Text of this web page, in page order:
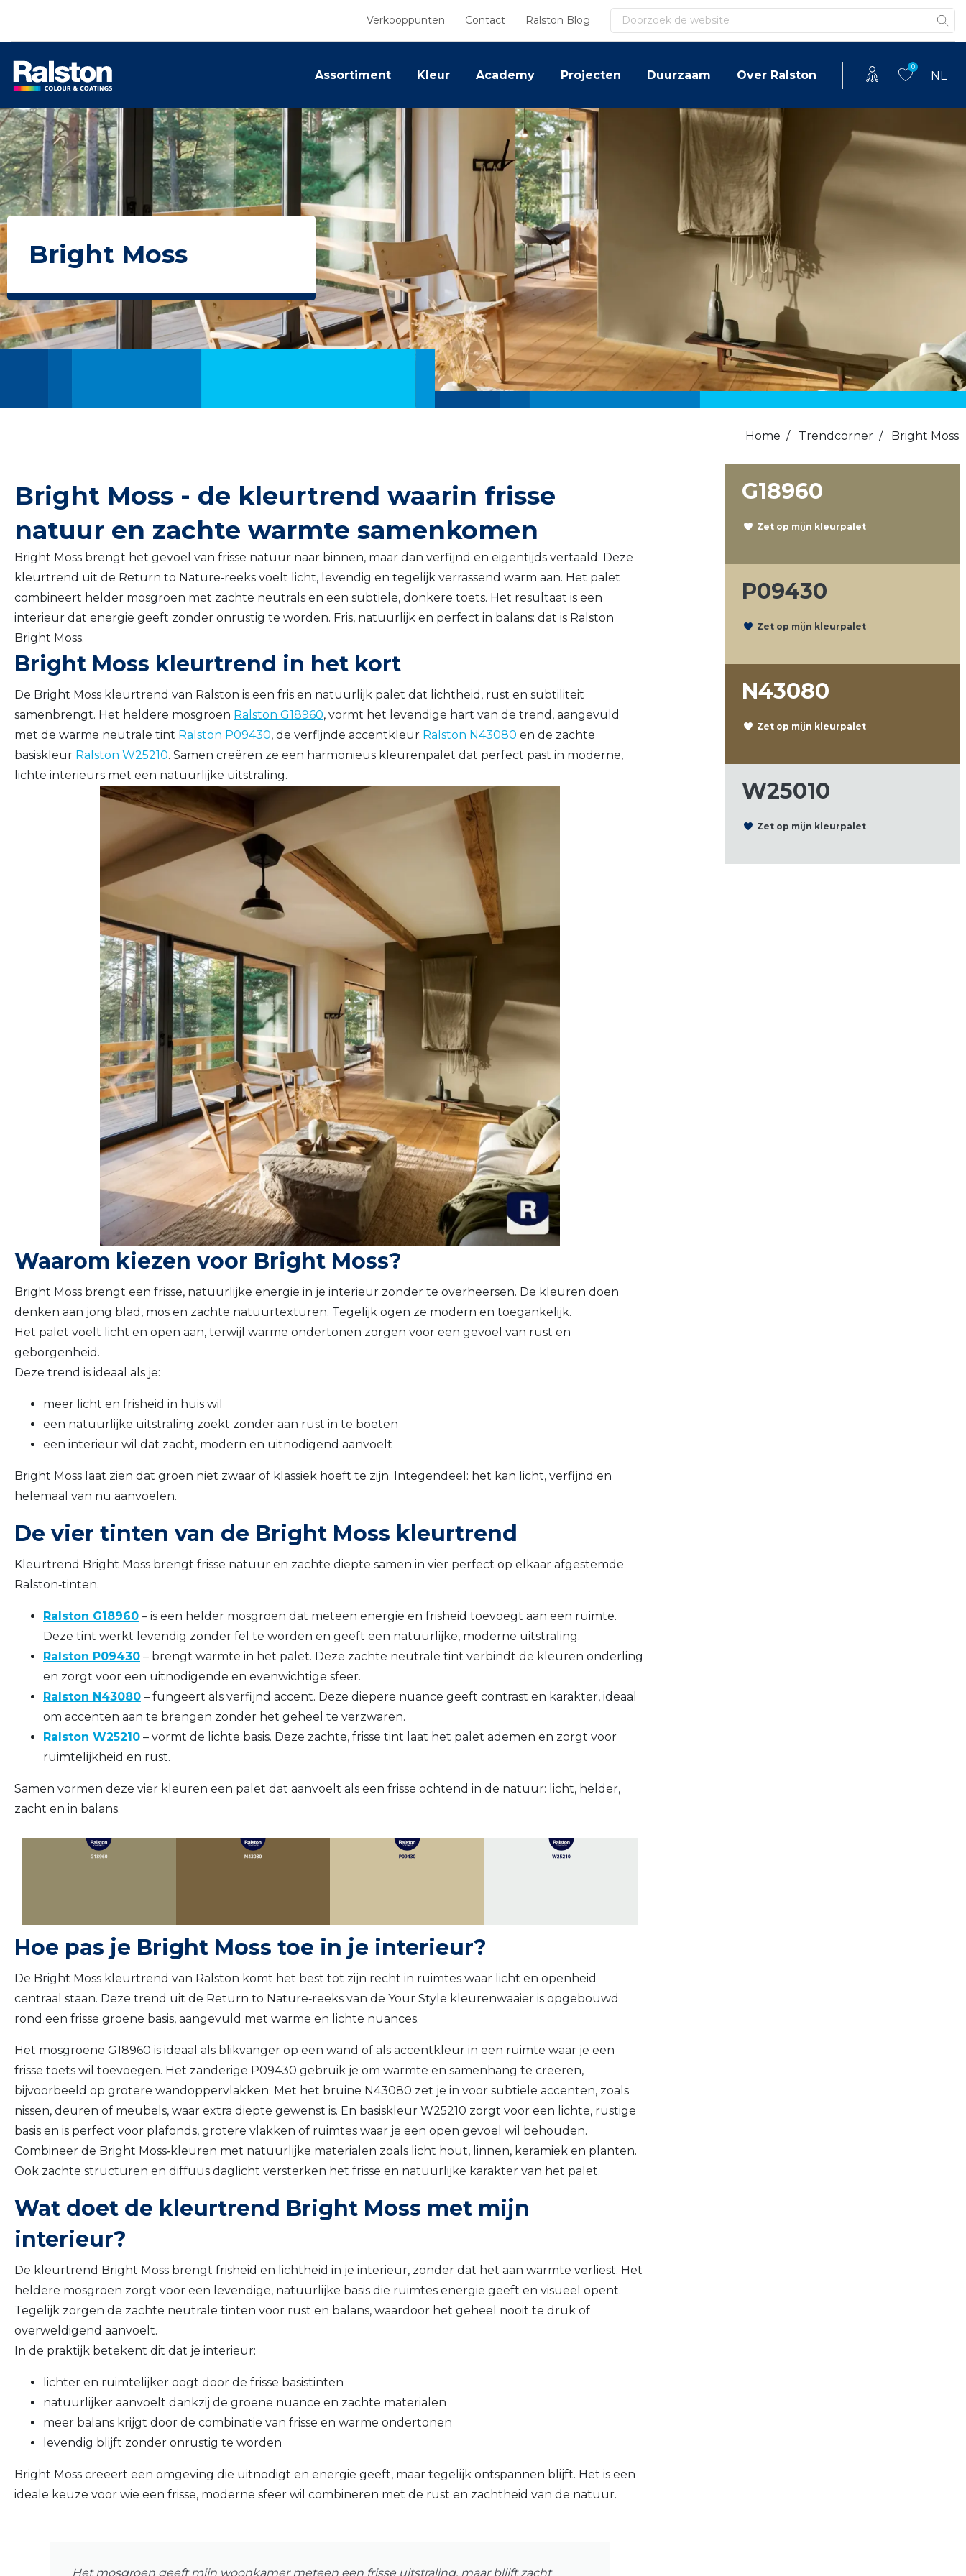
Verkooppunten Contact Ralston Blog Zoeken
Assortiment Kleur Academy Projecten Duurzaam Over Ralston
0
NL
Bright Moss
Home / Trendcorner / Bright Moss
Bright Moss - de kleurtrend waarin frisse
natuur en zachte warmte samenkomen
Bright Moss brengt het gevoel van frisse natuur naar binnen, maar dan verfijnd en eigentijds vertaald. Deze
kleurtrend uit de Return to Nature‑reeks voelt licht, levendig en tegelijk verrassend warm aan. Het palet
combineert helder mosgroen met zachte neutrals en een subtiele, donkere toets. Het resultaat is een
interieur dat energie geeft zonder onrustig te worden. Fris, natuurlijk en perfect in balans: dat is Ralston
Bright Moss.
Bright Moss kleurtrend in het kort
De Bright Moss kleurtrend van Ralston is een fris en natuurlijk palet dat lichtheid, rust en subtiliteit
samenbrengt. Het heldere mosgroen Ralston G18960, vormt het levendige hart van de trend, aangevuld
met de warme neutrale tint Ralston P09430, de verfijnde accentkleur Ralston N43080 en de zachte
basiskleur Ralston W25210. Samen creëren ze een harmonieus kleurenpalet dat perfect past in moderne,
lichte interieurs met een natuurlijke uitstraling.
Waarom kiezen voor Bright Moss?
Bright Moss brengt een frisse, natuurlijke energie in je interieur zonder te overheersen. De kleuren doen
denken aan jong blad, mos en zachte natuurtexturen. Tegelijk ogen ze modern en toegankelijk.
Het palet voelt licht en open aan, terwijl warme ondertonen zorgen voor een gevoel van rust en
geborgenheid.
Deze trend is ideaal als je:
meer licht en frisheid in huis wil
een natuurlijke uitstraling zoekt zonder aan rust in te boeten
een interieur wil dat zacht, modern en uitnodigend aanvoelt
Bright Moss laat zien dat groen niet zwaar of klassiek hoeft te zijn. Integendeel: het kan licht, verfijnd en
helemaal van nu aanvoelen.
De vier tinten van de Bright Moss kleurtrend
Kleurtrend Bright Moss brengt frisse natuur en zachte diepte samen in vier perfect op elkaar afgestemde
Ralston‑tinten.
Ralston G18960 – is een helder mosgroen dat meteen energie en frisheid toevoegt aan een ruimte.
Deze tint werkt levendig zonder fel te worden en geeft een natuurlijke, moderne uitstraling.
Ralston P09430 – brengt warmte in het palet. Deze zachte neutrale tint verbindt de kleuren onderling
en zorgt voor een uitnodigende en evenwichtige sfeer.
Ralston N43080 – fungeert als verfijnd accent. Deze diepere nuance geeft contrast en karakter, ideaal
om accenten aan te brengen zonder het geheel te verzwaren.
Ralston W25210 – vormt de lichte basis. Deze zachte, frisse tint laat het palet ademen en zorgt voor
ruimtelijkheid en rust.
Samen vormen deze vier kleuren een palet dat aanvoelt als een frisse ochtend in de natuur: licht, helder,
zacht en in balans.
Hoe pas je Bright Moss toe in je interieur?
De Bright Moss kleurtrend van Ralston komt het best tot zijn recht in ruimtes waar licht en openheid
centraal staan. Deze trend uit de Return to Nature‑reeks van de Your Style kleurenwaaier is opgebouwd
rond een frisse groene basis, aangevuld met warme en lichte nuances.
Het mosgroene G18960 is ideaal als blikvanger op een wand of als accentkleur in een ruimte waar je een
frisse toets wil toevoegen. Het zanderige P09430 gebruik je om warmte en samenhang te creëren,
bijvoorbeeld op grotere wandoppervlakken. Met het bruine N43080 zet je in voor subtiele accenten, zoals
nissen, deuren of meubels, waar extra diepte gewenst is. En basiskleur W25210 zorgt voor een lichte, rustige
basis en is perfect voor plafonds, grotere vlakken of ruimtes waar je een open gevoel wil behouden.
Combineer de Bright Moss‑kleuren met natuurlijke materialen zoals licht hout, linnen, keramiek en planten.
Ook zachte structuren en diffuus daglicht versterken het frisse en natuurlijke karakter van het palet.
Wat doet de kleurtrend Bright Moss met mijn
interieur?
De kleurtrend Bright Moss brengt frisheid en lichtheid in je interieur, zonder dat het aan warmte verliest. Het
heldere mosgroen zorgt voor een levendige, natuurlijke basis die ruimtes energie geeft en visueel opent.
Tegelijk zorgen de zachte neutrale tinten voor rust en balans, waardoor het geheel nooit te druk of
overweldigend aanvoelt.
In de praktijk betekent dit dat je interieur:
lichter en ruimtelijker oogt door de frisse basistinten
natuurlijker aanvoelt dankzij de groene nuance en zachte materialen
meer balans krijgt door de combinatie van frisse en warme ondertonen
levendig blijft zonder onrustig te worden
Bright Moss creëert een omgeving die uitnodigt en energie geeft, maar tegelijk ontspannen blijft. Het is een
ideale keuze voor wie een frisse, moderne sfeer wil combineren met de rust en zachtheid van de natuur.
Het mosgroen geeft mijn woonkamer meteen een frisse uitstraling, maar blijft zacht
G18960
Zet op mijn kleurpalet
P09430
Zet op mijn kleurpalet
N43080
Zet op mijn kleurpalet
W25010
Zet op mijn kleurpalet